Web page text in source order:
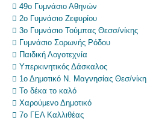
 49ο Γυμνάσιο Αθηνών
 2ο Γυμνάσιο Ζεφυρίου
 3ο Γυμνάσιο Τούμπας Θεσσ/νίκης
 Γυμνάσιο Σορωνής Ρόδου
 Παιδική Λογοτεχνία
 Υπερκινητικός Δάσκαλος
 1ο Δημοτικό Ν. Μαγνησίας Θεσ/νίκη
 Το δέκα το καλό
 Χαρούμενο Δημοτικό
 7ο ΓΕΛ Καλλιθέας